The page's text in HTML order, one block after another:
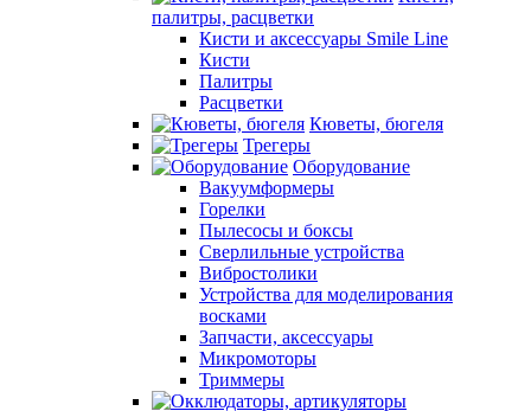
палитры, расцветки
Кисти и аксессуары Smile Line
Кисти
Палитры
Расцветки
Кюветы, бюгеля
Трегеры
Оборудование
Вакуумформеры
Горелки
Пылесосы и боксы
Сверлильные устройства
Вибростолики
Устройства для моделирования
восками
Запчасти, аксессуары
Микромоторы
Триммеры